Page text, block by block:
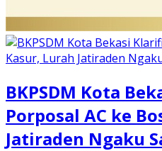
BKPSDM Kota
Porposal AC ke
Jatiraden Ngaku